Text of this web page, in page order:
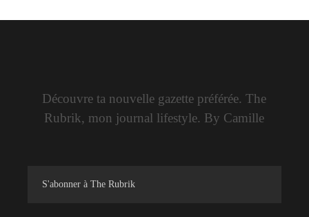
Découvre ta nouvelle gazette préférée. The
Rubrik, mon journal lifestyle. By Camille